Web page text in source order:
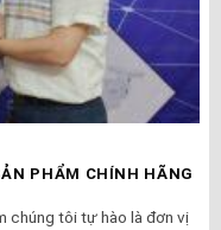
PHẨM CHÍNH HÃNG
chúng tôi tự hào là đơn vị